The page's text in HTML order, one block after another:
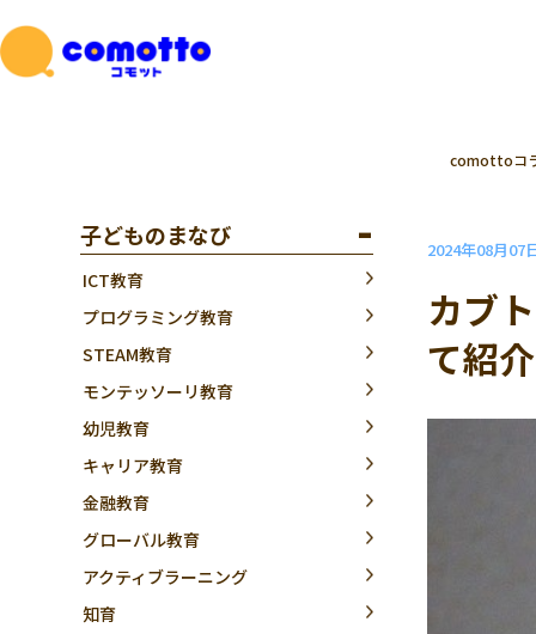
子どものまなび
ICT教育
プログラミング教育
STEAM教育
モンテッソーリ教育
幼児教育
キャリア教育
金融教育
グローバル教育
アクティブラーニング
知育
comottoコ
2024年08月07
カブ
て紹介